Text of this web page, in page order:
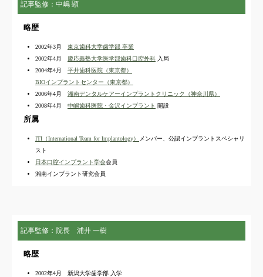
記事監修：中嶋 顕
略歴
2002年3月 東京歯科大学歯学部 卒業
2002年4月 慶応義塾大学医学部歯科口腔外科 入局
2004年4月 平井歯科医院（東京都）
BIOインプラントセンター（東京都）
2006年4月 湘南デンタルケアーインプラントクリニック（神奈川県）
2008年4月 中嶋歯科医院・金沢インプラント 開設
所属
ITI（International Team for Implantology）
メンバー、公認インプラントスペシャリ
スト
日本口腔インプラント学会会員
湘南インプラント研究会員
記事監修：院長 浦井 一樹
略歴
2002年4月 新潟大学歯学部 入学